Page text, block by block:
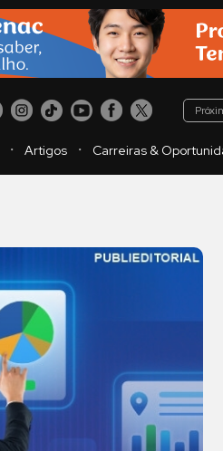
・ Artigos ・ Carreiras &